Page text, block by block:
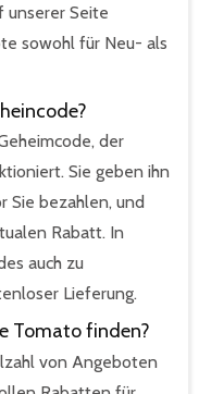
unserer Seite
sowohl für Neu- als
der
Sie geben ihn
Sie bezahlen, und
Rabatt. In
auch zu
Lieferung.
Tomato finden?
von Angeboten